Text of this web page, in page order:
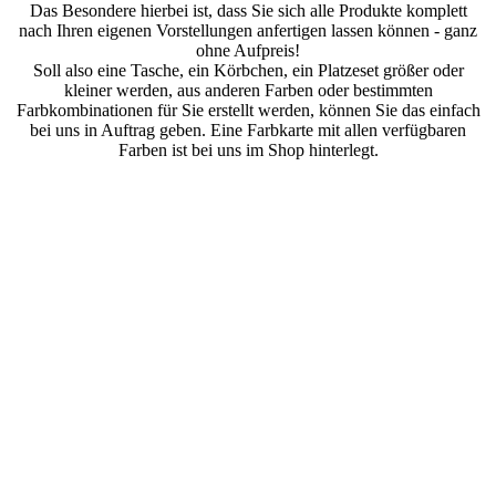
Das Besondere hierbei ist, dass Sie sich alle Produkte komplett
nach Ihren eigenen Vorstellungen anfertigen lassen können - ganz
ohne Aufpreis!
Soll also eine Tasche, ein Körbchen, ein Platzeset größer oder
kleiner werden, aus anderen Farben oder bestimmten
Farbkombinationen für Sie erstellt werden, können Sie das einfach
bei uns in Auftrag geben. Eine Farbkarte mit allen verfügbaren
Farben ist bei uns im Shop hinterlegt.